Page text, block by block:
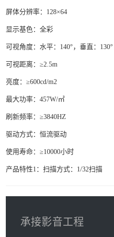
屏体分辨率：128×64
显示基色：全彩
可视角度：水平：140°，垂直：130°
可视距离：≥2.5m
亮度：≥600cd/m2
最大功率：457W/㎡
刷新频率：≥3840HZ
驱动方式：恒流驱动
使用寿命：≥10000小时
产品特性1：扫描方式：1/32扫描
承接影音工程